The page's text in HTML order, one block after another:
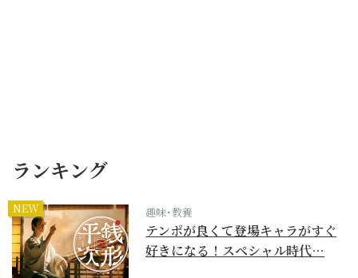
ランキング
NEW 趣味･教養
テンポが良くて登場キャラがすぐ
好きになる！スペシャル時代…